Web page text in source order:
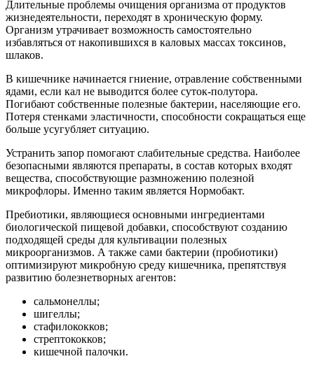
Длительные проблемы очищения организма от продуктов
жизнедеятельности, переходят в хроническую форму.
Организм утрачивает возможность самостоятельно
избавляться от накопившихся в каловых массах токсинов,
шлаков.
В кишечнике начинается гниение, отравление собственными
ядами, если кал не выводится более суток-полутора.
Погибают собственные полезные бактерии, населяющие его.
Потеря стенками эластичности, способности сокращаться еще
больше усугубляет ситуацию.
Устранить запор помогают слабительные средства. Наиболее
безопасными являются препараты, в состав которых входят
вещества, способствующие размножению полезной
микрофлоры. Именно таким является Нормобакт.
Пребиотики, являющиеся основными ингредиентами
биологической пищевой добавки, способствуют созданию
подходящей среды для культивации полезных
микроорганизмов. А также сами бактерии (пробиотики)
оптимизируют микробную среду кишечника, препятствуя
развитию болезнетворных агентов:
сальмонеллы;
шигеллы;
стафилококков;
стрептококков;
кишечной палочки.